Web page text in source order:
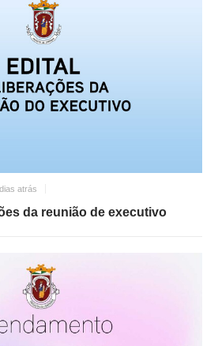
atrás
da reunião de executivo